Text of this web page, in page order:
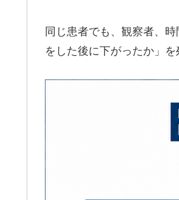
同じ患者でも、観察者、
をした後に下がったか」